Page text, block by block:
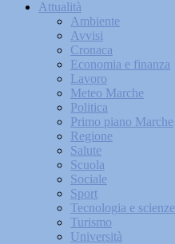
Attualità
Ambiente
Avvisi
Cronaca
Economia e finanza
Lavoro
Meteo Marche
Politica
Primo piano Marche
Regione
Salute
Scuola
Sociale
Sport
Tecnologia e scienze
Turismo
Università